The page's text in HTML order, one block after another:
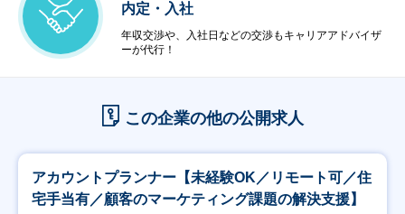
内定・入社
年収交渉や、入社日などの交渉もキャリアアドバイザ
ーが代行！
この企業の他の公開求人
アカウントプランナー【未経験OK／リモート可／住
宅手当有／顧客のマーケティング課題の解決支援】